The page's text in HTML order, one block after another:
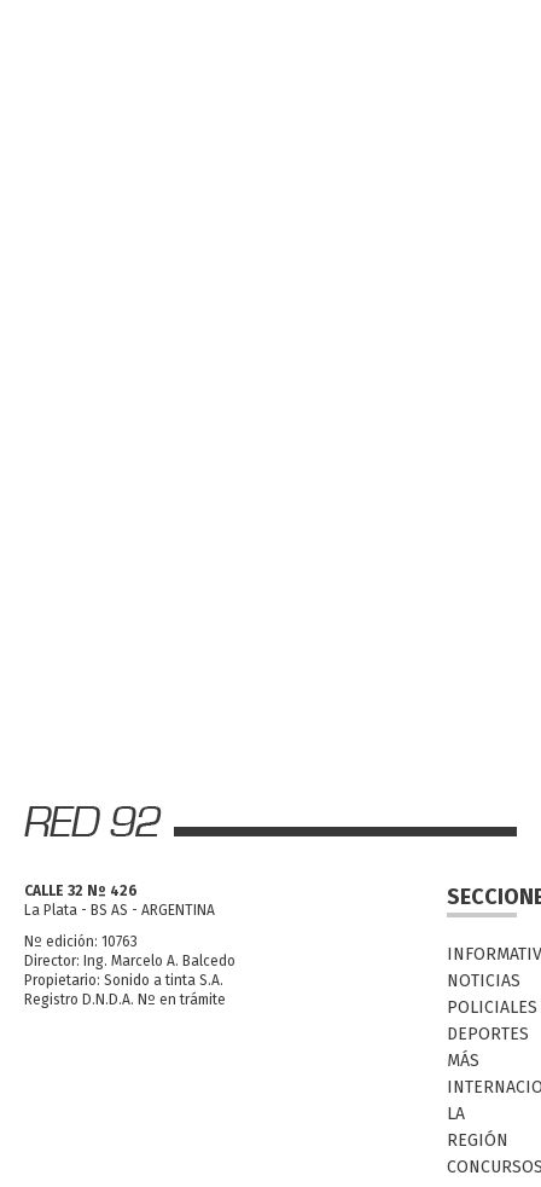
CALLE 32 Nº 426
La Plata - BS AS - ARGENTINA
Nº edición: 10763
Director: Ing. Marcelo A. Balcedo
Propietario: Sonido a tinta S.A.
Registro D.N.D.A. Nº en trámite
NOTICIAS
POLICIALES
DEPORTES
MÁS
LA
REGIÓN